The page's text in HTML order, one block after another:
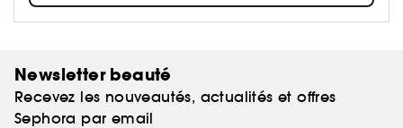
Des soins sûrs, écologiques et efficaces pour les
Newsletter beauté
Recevez les nouveautés, actualités et offres
Sephora par email